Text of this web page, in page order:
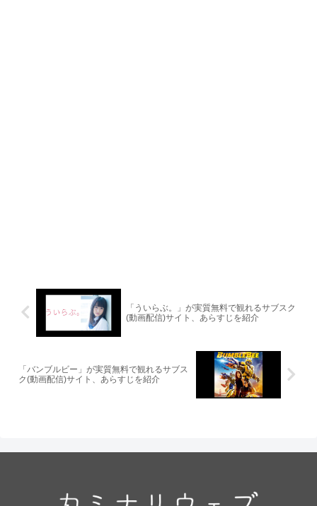
「ういらぶ。」が実質無料で観れるサブスク
(動画配信)サイト、あらすじを紹介
「バンブルビー」が実質無料で観れるサブス
ク(動画配信)サイト、あらすじを紹介